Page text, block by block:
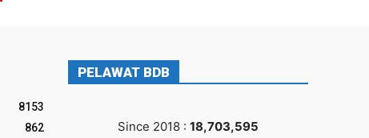
8153
862
PELAWAT BDB
Since 2018 : 18,703,595